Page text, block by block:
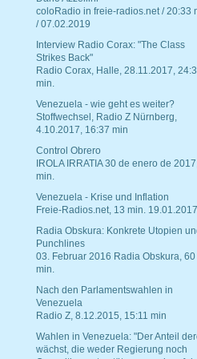
coloRadio in freie-radios.net / 20:33
/ 07.02.2019
Interview Radio Corax: "The Class
Strikes Back"
Radio Corax, Halle, 28.11.2017,
min.
Venezuela - wie geht es weiter?
Stoffwechsel, Radio Z Nürnberg,
4.10.2017, 16:37 min
Control Obrero
IROLA IRRATIA 30 de enero de
min.
Venezuela - Krise und Inflation
Freie-Radios.net, 13 min. 19.01.2017
Radia Obskura: Konkrete Utopien
Punchlines
03. Februar 2016 Radia Obskura, 60
min.
Nach den Parlamentswahlen in
Venezuela
Radio Z, 8.12.2015, 15:11 min
Wahlen in Venezuela: "Der Anteil
wächst, die weder Regierung noch